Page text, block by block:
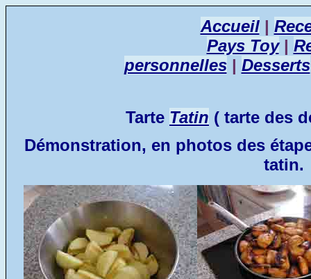
Accueil |
Pays Toy |
personnelles| Desserts
Tarte Tatin ( tarte des
Démonstration, en photos des
tatin.